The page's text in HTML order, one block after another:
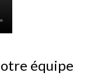
équipe